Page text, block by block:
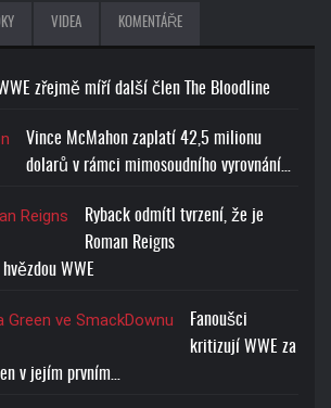
VIDEA KOMENTÁŘE
WWE zřejmě míří další člen The Bloodline
Vince McMahon zaplatí 42,5 milionu
dolarů v rámci mimosoudního vyrovnání…
Ryback odmítl tvrzení, že je
Roman Reigns
WWE
Fanoušci
kritizují WWE za
v jejím prvním…